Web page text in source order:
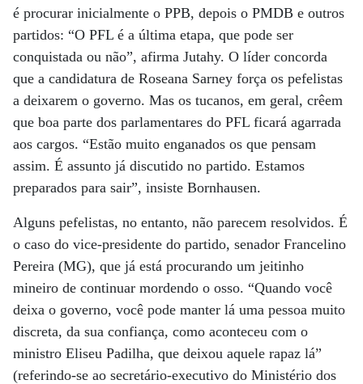
é procurar inicialmente o PPB, depois o PMDB e outros
partidos: “O PFL é a última etapa, que pode ser
conquistada ou não”, afirma Jutahy. O líder concorda
que a candidatura de Roseana Sarney força os pefelistas
a deixarem o governo. Mas os tucanos, em geral, crêem
que boa parte dos parlamentares do PFL ficará agarrada
aos cargos. “Estão muito enganados os que pensam
assim. É assunto já discutido no partido. Estamos
preparados para sair”, insiste Bornhausen.
Alguns pefelistas, no entanto, não parecem resolvidos. É
o caso do vice-presidente do partido, senador Francelino
Pereira (MG), que já está procurando um jeitinho
mineiro de continuar mordendo o osso. “Quando você
deixa o governo, você pode manter lá uma pessoa muito
discreta, da sua confiança, como aconteceu com o
ministro Eliseu Padilha, que deixou aquele rapaz lá”
(referindo-se ao secretário-executivo do Ministério dos